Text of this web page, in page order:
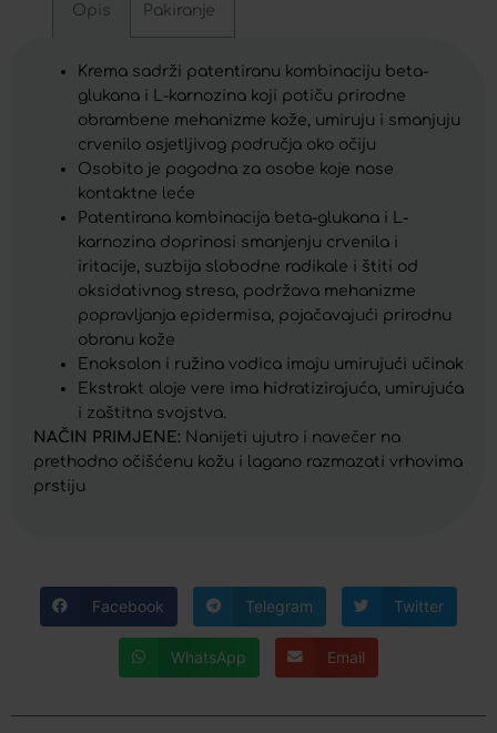
Opis Pakiranje
Krema sadrži patentiranu kombinaciju beta-
glukana i L-karnozina koji potiču prirodne
obrambene mehanizme kože, umiruju i smanjuju
crvenilo osjetljivog područja oko očiju
Osobito je pogodna za osobe koje nose
kontaktne leće
Patentirana kombinacija beta-glukana i L-
karnozina doprinosi smanjenju crvenila i
iritacije, suzbija slobodne radikale i štiti od
oksidativnog stresa, podržava mehanizme
popravljanja epidermisa, pojačavajući prirodnu
obranu kože
Enoksolon i ružina vodica imaju umirujući učinak
Ekstrakt aloje vere ima hidratizirajuća, umirujuća
i zaštitna svojstva.
NAČIN PRIMJENE: Nanijeti ujutro i navečer na
prethodno očišćenu kožu i lagano razmazati vrhovima
prstiju
Facebook Telegram Twitter
WhatsApp Email